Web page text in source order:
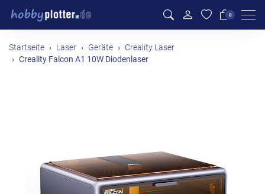
0
Startseite Laser Geräte Creality Laser
Creality Falcon A1 10W Diodenlaser